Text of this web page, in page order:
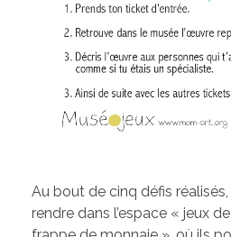
Au bout de cinq défis
rendre dans l’espace « jeux